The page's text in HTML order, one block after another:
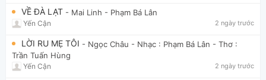
VỀ ĐÀ LẠT - Mai Linh - Phạm Bá Lân
Yến Cận 2 ngày trước
LỜI RU MẸ TÔI - Ngọc Châu - Nhạc : Phạm Bá Lân - Thơ :
Trần Tuấn Hùng
Yến Cận 2 ngày trước